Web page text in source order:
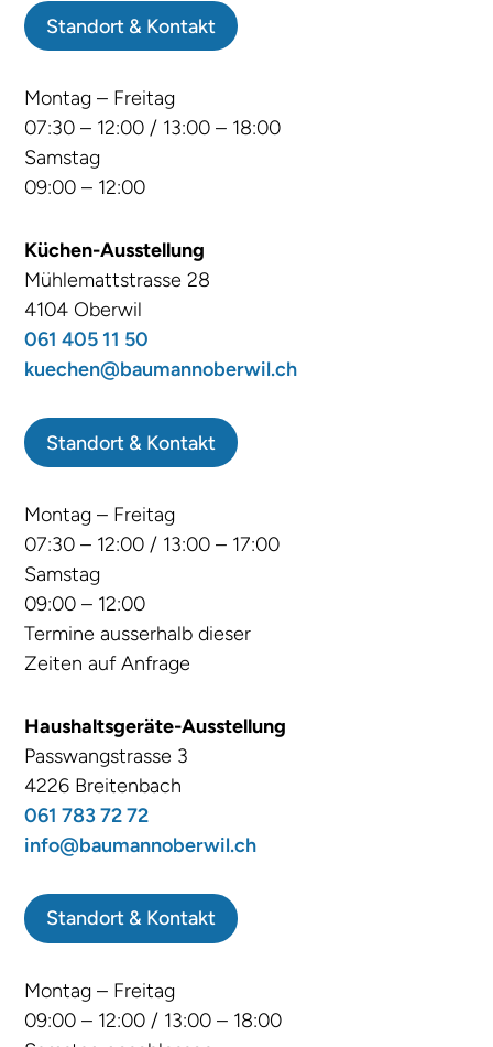
Standort & Kontakt
Montag – Freitag
07:30 – 12:00 / 13:00 – 18:00
Samstag
09:00 – 12:00
Küchen-Ausstellung
Mühlemattstrasse 28
4104 Oberwil
061 405 11 50
kuechen@baumannoberwil.ch
Standort & Kontakt
Montag – Freitag
07:30 – 12:00 / 13:00 – 17:00
Samstag
09:00 – 12:00
Termine ausserhalb dieser
Zeiten auf Anfrage
Haushaltsgeräte-Ausstellung
Passwangstrasse 3
4226 Breitenbach
061 783 72 72
info@baumannoberwil.ch
Standort & Kontakt
Montag – Freitag
09:00 – 12:00 / 13:00 – 18:00